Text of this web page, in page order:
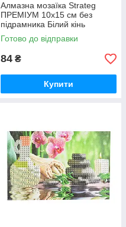
Алмазна мозаїка Strateg
ПРЕМІУМ 10х15 см без
підрамника Білий кінь
(YAB14431)
Готово до відправки
84 ₴
Купити